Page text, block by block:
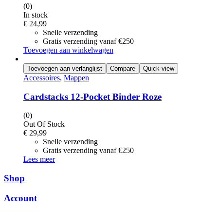
(0)
In stock
€ 24,99
Snelle verzending
Gratis verzending vanaf €250
Toevoegen aan winkelwagen
Toevoegen aan verlanglijst Compare Quick view
Accessoires, Mappen
Cardstacks 12-Pocket Binder Roze
(0)
Out Of Stock
€ 29,99
Snelle verzending
Gratis verzending vanaf €250
Lees meer
Shop
Account